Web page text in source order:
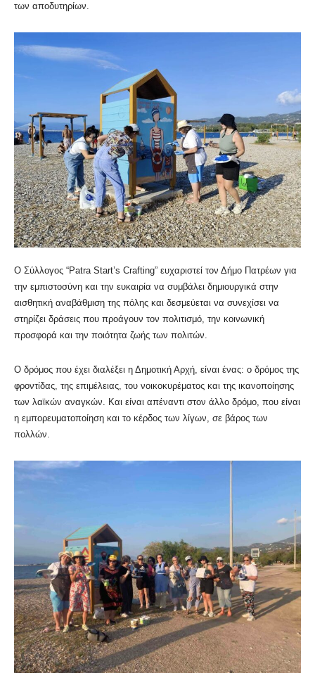
των αποδυτηρίων.
Ο Σύλλογος “Patra Start’s Crafting” ευχαριστεί τον Δήμο Πατρέων για
την εμπιστοσύνη και την ευκαιρία να συμβάλει δημιουργικά στην
αισθητική αναβάθμιση της πόλης και δεσμεύεται να συνεχίσει να
στηρίζει δράσεις που προάγουν τον πολιτισμό, την κοινωνική
προσφορά και την ποιότητα ζωής των πολιτών.
Ο δρόμος που έχει διαλέξει η Δημοτική Αρχή, είναι ένας: ο δρόμος της
φροντίδας, της επιμέλειας, του νοικοκυρέματος και της ικανοποίησης
των λαϊκών αναγκών. Και είναι απέναντι στον άλλο δρόμο, που είναι
η εμπορευματοποίηση και το κέρδος των λίγων, σε βάρος των
πολλών.